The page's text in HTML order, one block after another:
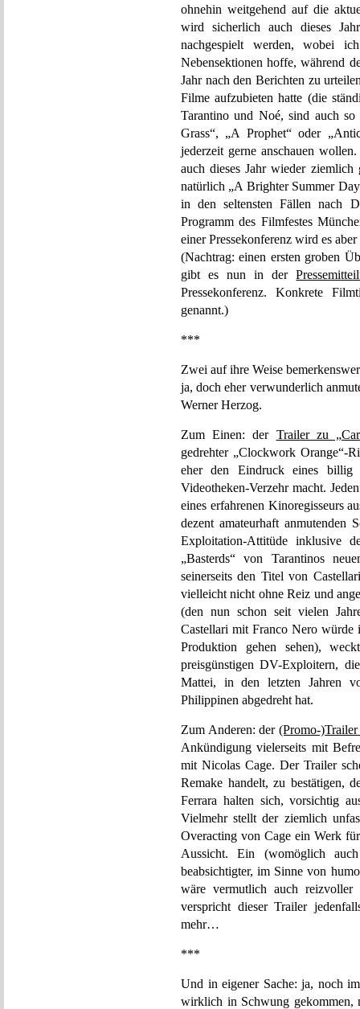
ohnehin weitgehend auf die
wird sicherlich auch dieses
nachgespielt werden, wobei
Nebensektionen hoffe, während
Jahr nach den Berichten zu
Filme aufzubieten hatte (die
Tarantino und Noé, sind auch
Grass“, „A Prophet“ oder
jederzeit gerne anschauen
auch dieses Jahr wieder ziemlich
natürlich „A Brighter Summer
in den seltensten Fällen nach
Programm des Filmfestes
einer Pressekonferenz wird es
(Nachtrag: einen ersten groben
gibt es nun in der
Pressekonferenz. Konkrete
genannt.)
***
Zwei auf ihre Weise
ja, doch eher verwunderlich
Werner Herzog.
Zum Einen: der Trailer zu
gedrehter „Clockwork Orange“-
eher den Eindruck eines billig
Videotheken-Verzehr macht.
eines erfahrenen Kinoregisseurs
dezent amateurhaft anmutenden
Exploitation-Attitüde inklusive
„Basterds“ von Tarantinos
seinerseits den Titel von
vielleicht nicht ohne Reiz und
(den nun schon seit vielen
Castellari mit Franco Nero
Produktion gehen sehen),
preisgünstigen DV-Exploitern,
Mattei, in den letzten Jahren
Philippinen abgedreht hat.
Zum Anderen: der (Promo-
Ankündigung vielerseits mit
mit Nicolas Cage. Der Trailer
Remake handelt, zu bestätigen,
Ferrara halten sich, vorsichtig
Vielmehr stellt der ziemlich
Overacting von Cage ein Werk
Aussicht. Ein (womöglich
beabsichtigter, im Sinne von
wäre vermutlich auch
verspricht dieser Trailer
mehr…
***
Und in eigener Sache: ja, noch
wirklich in Schwung gekommen,